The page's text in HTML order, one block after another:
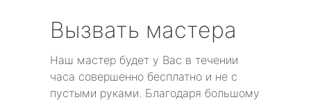
Вызвать мастера
Наш мастер будет у Вас в течении
часа совершенно бесплатно и не с
пустыми руками. Благодаря большому